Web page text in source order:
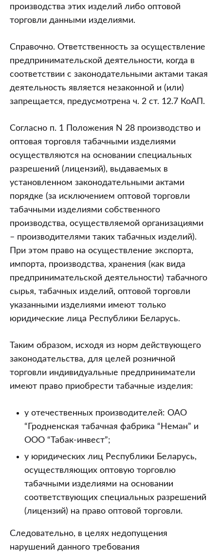
производства этих изделий либо оптовой
торговли данными изделиями.
Справочно. Ответственность за осуществление
предпринимательской деятельности, когда в
соответствии с законодательными актами такая
деятельность является незаконной и (или)
запрещается, предусмотрена ч. 2 ст. 12.7 КоАП.
Согласно п. 1 Положения N 28 производство и
оптовая торговля табачными изделиями
осуществляются на основании специальных
разрешений (лицензий), выдаваемых в
установленном законодательными актами
порядке (за исключением оптовой торговли
табачными изделиями собственного
производства, осуществляемой организациями
– производителями таких табачных изделий).
При этом право на осуществление экспорта,
импорта, производства, хранения (как вида
предпринимательской деятельности) табачного
сырья, табачных изделий, оптовой торговли
указанными изделиями имеют только
юридические лица Республики Беларусь.
Таким образом, исходя из норм действующего
законодательства, для целей розничной
торговли индивидуальные предприниматели
имеют право приобрести табачные изделия:
у отечественных производителей: ОАО
“Гродненская табачная фабрика “Неман” и
ООО “Табак-инвест”;
у юридических лиц Республики Беларусь,
осуществляющих оптовую торговлю
табачными изделиями на основании
соответствующих специальных разрешений
(лицензий) на право оптовой торговли.
Следовательно, в целях недопущения
нарушений данного требования